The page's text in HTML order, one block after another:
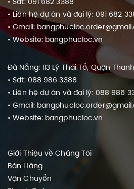
• Liên hệ dự án và đại lý: 091 682
• Gmail:
• Website: bangphucloc.vn
Đà Nẵng: 113 Lý Thái Tổ, Quận
• Sđt: 088 986 3388
• Liên hệ dự án và đại lý: 088 986
• Gmail:
• Website: bangphucloc.vn
Giới Thiệu về Chúng Tôi
Bán Hàng
Vận Chuyển